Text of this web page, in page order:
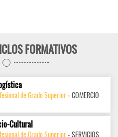
FORMATIVOS
de Grado Superior- COMERCIO
Cultural
de Grado Superior- SERVICIOS